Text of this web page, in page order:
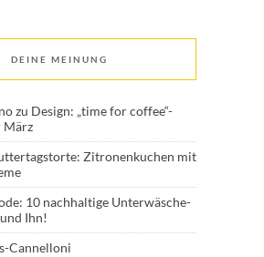
DEINE MEINUNG
zu Design: „time for coffee“-
März
Zitronenkuchen mit
10 nachhaltige Unterwäsche-
Ihn!
Cannelloni